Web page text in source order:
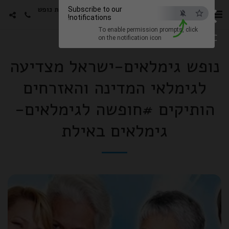
×
ESC
Subscribe to our
notifications!
To enable permission prompts, click
on the notification icon
סטורי הפקות -גימלאים חבילות נופש
עם האמנים האהובים
נופש גימלאים-ישראל מצדיעה
לגימלאי המדינה והאזרחים
הותיקים #חופשה לגימלאים-
גימלאים באילת